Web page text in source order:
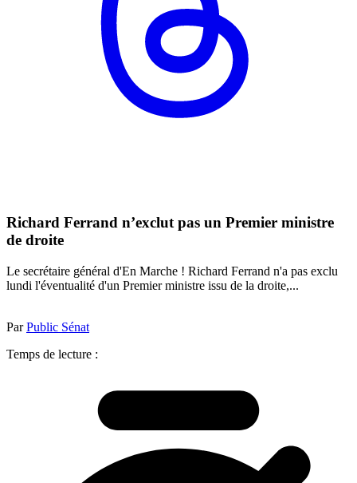
Richard Ferrand n’exclut pas un Premier ministre
de droite
Le secrétaire général d'En Marche ! Richard Ferrand n'a pas exclu
lundi l'éventualité d'un Premier ministre issu de la droite,...
ParPublic Sénat
Temps de lecture :